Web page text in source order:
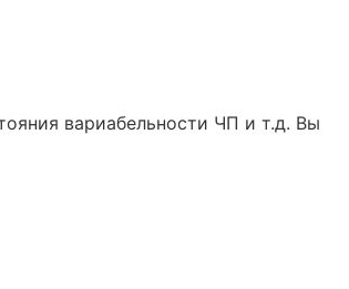
вариабельности ЧП и т.д. Вы